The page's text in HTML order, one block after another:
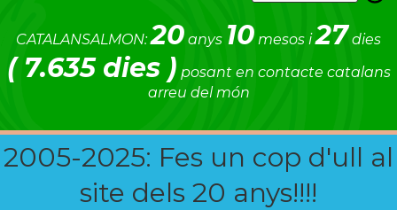
CATALANSALMON:20 anys 10 mesos i27 dies
( 7.635 dies ) posant en contacte catalans
arreu del món
2005-2025: Fes un cop d'ull al
site dels 20 anys!!!!